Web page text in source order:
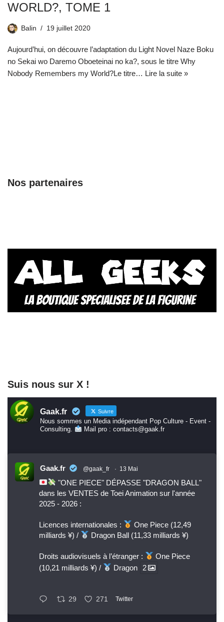
WORLD?, TOME 1
Balin 19 juillet 2020
Aujourd’hui, on découvre l’adaptation du Light Novel Naze Boku
no Sekai wo Daremo Oboeteinai no ka?, sous le titre Why
Nobody Remembers my World?Le titre… Lire la suite »
Nos partenaires
Suis nous sur X !
Gaak.fr Suivre
Nous sommes un Media indépendant Pop Culture - Event -
Consulting.
Mail pro : contacts@gaak.fr
Gaak.fr @gaak_fr · 13 Mai
"ONE PIECE" DÉPASSE "DRAGON BALL"
dans les VENTES de Toei Animation sur l'année
2025 - 2026 :
Licences internationales :
One Piece (12,49
milliards ¥) /
Dragon Ball (11,33 milliards ¥)
Droits audiovisuels à l’étranger :
One Piece
(10,21 milliards ¥) /
Dragon 2
29 271 Twitter